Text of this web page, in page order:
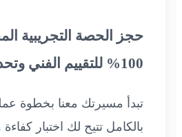
حجز الحصة التجريبية
100% للتقييم الفني وتحديد المستوى
تبدأ مسيرتك معنا بخطوة
بالكامل تتيح لك اختبار